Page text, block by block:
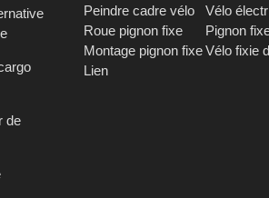
de
Peindre cadre vélo
Vélo
Roue pignon fixe
Pignon
Montage pignon fixeVélo fixie
Lien